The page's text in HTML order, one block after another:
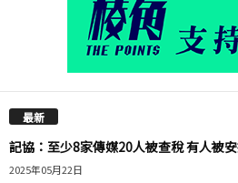
最新
記協：至少8家傳媒20人被查稅 有人被
2025年05月22日